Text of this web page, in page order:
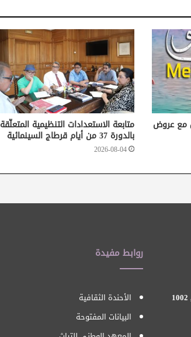
مع عروض متابعة الاستعدادات التنظيمية المتعلّقة
بالدورة 37 من أيام قرطاج السينمائية
2026-08-04
العنوان : نهج 2 مارس 1934 القصبة, 1002
روابط مفيدة
الأحندة الثقافية
البيانات المفتوحة